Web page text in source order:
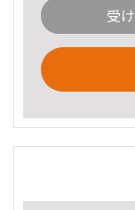
受